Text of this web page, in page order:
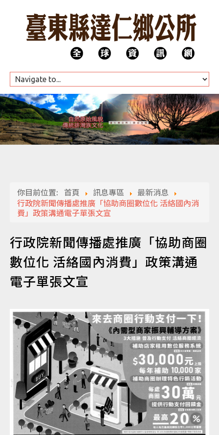
HOME
公所團隊
代表會
認識達仁
訊息專區
便民服務
資訊公開
你目前位置: 首頁 訊息專區
最新消息
行政院新聞傳播處推廣「協助商圈數位化 活絡國內消
費」政策溝通電子單張文宣
行政院新聞傳播處推廣「協助商圈
數位化 活絡國內消費」政策溝通
電子單張文宣